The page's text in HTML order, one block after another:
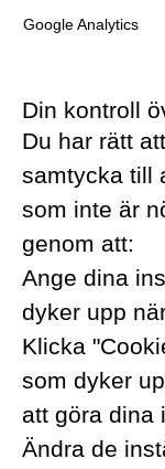
Google Analytics
Din kontroll
Du har rätt
samtycka till
som inte är
genom att:
Ange dina
dyker upp
Klicka
som dyker
att göra dina
Ändra de